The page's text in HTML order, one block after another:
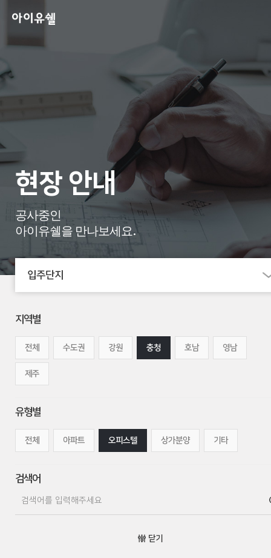
현장 안내
공사중인
아이유쉘을 만나보세요.
입주단지
지역별
전체 수도권 강원 충청 호남 영남
제주
유형별
전체 아파트 오피스텔 상가분양 기타
검색어
닫기